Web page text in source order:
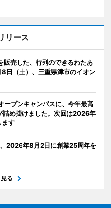
リース
販売した、行列のできるわたあ
日（土）、三重県津市のイオン
ープンキャンパスに、今年最高
め掛けました。次回は2026年
ます
2026年8月2日に創業25周年を
る